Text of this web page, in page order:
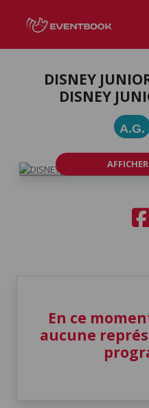
DISNEY
DISNEY
A.G.
En ce
aucune